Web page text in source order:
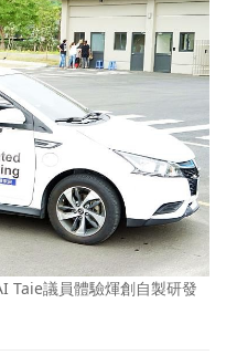
Taie議員體驗煇創自製研發